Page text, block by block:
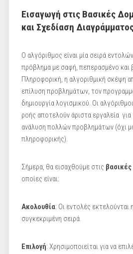
Εισαγωγή στις Βασικές
και Σχεδίαση
Ο αλγόριθμος είναι μία σειρά
πρόβλημα με σαφή, πεπερασμένο και
Πληροφορική, η αλγοριθμική σκέψη
επίλυση προβλημάτων, τον
δημιουργία λογισμικού. Οι
ροής αποτελούν άριστα εργαλεία για
ανάλυση πολλών προβλημάτων (όχι
πληροφορικής).
Σήμερα, θα εισαχθούμε στις
οποίες είναι:
Ακολουθία: Οι εντολές εκτελούνται
συγκεκριμένη σειρά.
Επιλογή: Χρησιμοποιείται για να